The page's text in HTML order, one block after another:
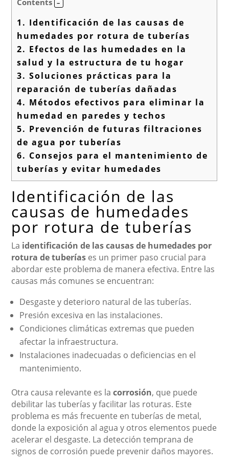
Contents
1. Identificación de las causas de
humedades por rotura de tuberías
2. Efectos de las humedades en la
salud y la estructura de tu hogar
3. Soluciones prácticas para la
reparación de tuberías dañadas
4. Métodos efectivos para eliminar la
humedad en paredes y techos
5. Prevención de futuras filtraciones
de agua por tuberías
6. Consejos para el mantenimiento de
tuberías y evitar humedades
Identificación de las
causas de humedades
por rotura de tuberías
La identificación de las causas de humedades por
rotura de tuberías es un primer paso crucial para
abordar este problema de manera efectiva. Entre las
causas más comunes se encuentran:
Desgaste y deterioro natural de las tuberías.
Presión excesiva en las instalaciones.
Condiciones climáticas extremas que pueden
afectar la infraestructura.
Instalaciones inadecuadas o deficiencias en el
mantenimiento.
Otra causa relevante es lacorrosión, que puede
debilitar las tuberías y facilitar las roturas. Este
problema es más frecuente en tuberías de metal,
donde la exposición al agua y otros elementos puede
acelerar el desgaste. La detección temprana de
signos de corrosión puede prevenir daños mayores.